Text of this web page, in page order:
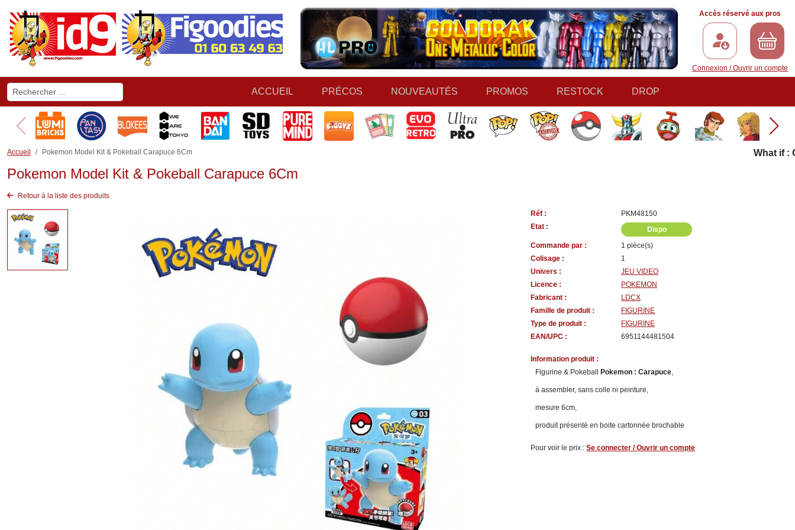
Accès réservé aux pros
Connexion / Ouvrir un compte
ACCUEIL PRÉCOS NOUVEAUTÉS PROMOS RESTOCK DROP
Accueil Pokemon Model Kit & Pokeball Carapuce 6Cm What if :
Pokemon Model Kit & Pokeball Carapuce 6Cm
Retour à la liste des produits
Réf :
PKM48150
Etat :
Dispo
Commande par :
1 pièce(s)
Colisage :
1
Univers :
JEU VIDEO
Licence :
POKEMON
Fabricant :
LDCX
Famille de produit :
FIGURINE
Type de produit :
FIGURINE
EAN/UPC :
6951144481504
Information produit :
Figurine & Pokeball
Pokemon : Carapuce,
à assembler, sans colle ni peinture,
mesure 6cm,
produit présenté en boite cartonnée brochable
Pour voir le prix :Se connecter / Ouvrir un compte